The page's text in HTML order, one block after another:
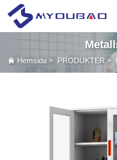
Hemsida> PRODUKTER >